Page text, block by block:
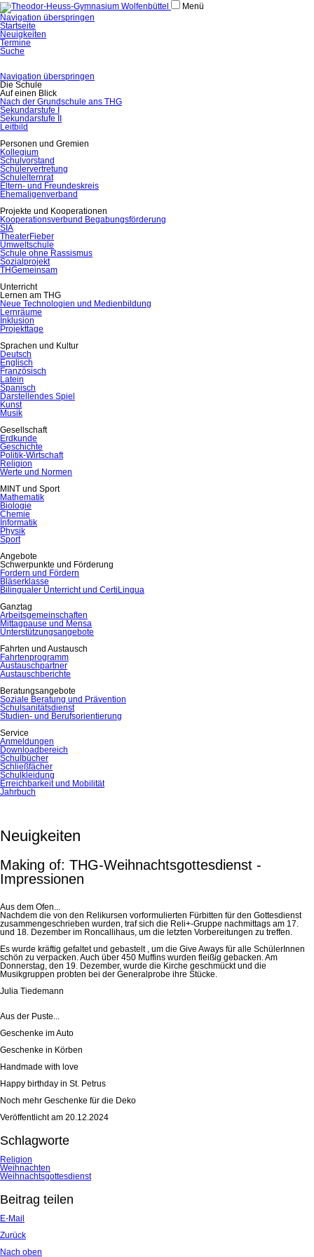
Menü
Navigation überspringen
Startseite
Neuigkeiten
Termine
Suche
Navigation überspringen
Die Schule
Auf einen Blick
Nach der Grundschule ans THG
Sekundarstufe I
Sekundarstufe II
Leitbild
Personen und Gremien
Kollegium
Schulvorstand
Schülervertretung
Schulelternrat
Eltern- und Freundeskreis
Ehemaligenverband
Projekte und Kooperationen
Kooperationsverbund Begabungsförderung
SIA
TheaterFieber
Umweltschule
Schule ohne Rassismus
Sozialprojekt
THGemeinsam
Unterricht
Lernen am THG
Neue Technologien und Medienbildung
Lernräume
Inklusion
Projekttage
Sprachen und Kultur
Deutsch
Englisch
Französisch
Latein
Spanisch
Darstellendes Spiel
Kunst
Musik
Gesellschaft
Erdkunde
Geschichte
Politik-Wirtschaft
Religion
Werte und Normen
MINT und Sport
Mathematik
Biologie
Chemie
Informatik
Physik
Sport
Angebote
Schwerpunkte und Förderung
Fordern und Fördern
Bläserklasse
Bilingualer Unterricht und CertiLingua
Ganztag
Arbeitsgemeinschaften
Mittagpause und Mensa
Unterstützungsangebote
Fahrten und Austausch
Fahrtenprogramm
Austauschpartner
Austauschberichte
Beratungsangebote
Soziale Beratung und Prävention
Schulsanitätsdienst
Studien- und Berufsorientierung
Service
Anmeldungen
Downloadbereich
Schulbücher
Schließfächer
Schulkleidung
Erreichbarkeit und Mobilität
Jahrbuch
Neuigkeiten
Making of: THG-Weihnachtsgottesdienst -
Impressionen
Aus dem Ofen...
Nachdem die von den Relikursen vorformulierten Fürbitten für den Gottesdienst
zusammengeschrieben wurden, traf sich die Reli+-Gruppe nachmittags am 17.
und 18. Dezember im Roncallihaus, um die letzten Vorbereitungen zu treffen.
Es wurde kräftig gefaltet und gebastelt , um die Give Aways für alle SchülerInnen
schön zu verpacken. Auch über 450 Muffins wurden fleißig gebacken. Am
Donnerstag, den 19. Dezember, wurde die Kirche geschmückt und die
Musikgruppen probten bei der Generalprobe ihre Stücke.
Julia Tiedemann
Aus der Puste...
Geschenke im Auto
Geschenke in Körben
Handmade with love
Happy birthday in St. Petrus
Noch mehr Geschenke für die Deko
Veröffentlicht am 20.12.2024
Schlagworte
Religion
Weihnachten
Weihnachtsgottesdienst
Beitrag teilen
E-Mail
Zurück
Nach oben